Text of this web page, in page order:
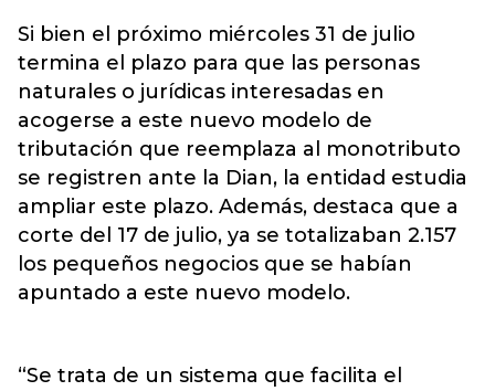
Si bien el próximo miércoles 31 de julio
termina el plazo para que las personas
naturales o jurídicas interesadas en
acogerse a este nuevo modelo de
tributación que reemplaza al monotributo
se registren ante la Dian, la entidad estudia
ampliar este plazo. Además, destaca que a
corte del 17 de julio, ya se totalizaban 2.157
los pequeños negocios que se habían
apuntado a este nuevo modelo.
“Se trata de un sistema que facilita el